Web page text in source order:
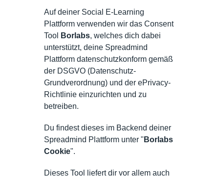
Auf deiner Social E-Learning
Plattform verwenden wir das Consent
Tool
Borlabs, welches dich dabei
unterstützt, deine Spreadmind
Plattform datenschutzkonform gemäß
der DSGVO (Datenschutz-
Grundverordnung) und der ePrivacy-
Richtlinie einzurichten und zu
betreiben.
Du findest dieses im Backend deiner
Spreadmind Plattform unter " Borlabs
Cookie".
Dieses Tool liefert dir vor allem auch